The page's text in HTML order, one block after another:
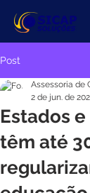
Post
Estados
têm até
Assessoria de
2 de jun. de